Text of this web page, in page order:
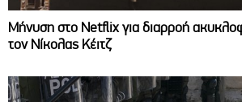
Μήνυση στο Netflix για διαρροή
τον Νίκολας Κέιτζ